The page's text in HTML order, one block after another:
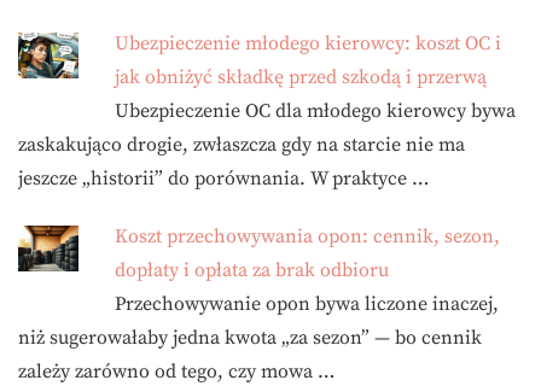
Ubezpieczenie młodego kierowcy: koszt OC i
jak obniżyć składkę przed szkodą i przerwą
Ubezpieczenie OC dla młodego kierowcy bywa
zaskakująco drogie, zwłaszcza gdy na starcie nie ma
jeszcze „historii” do porównania. W praktyce …
Koszt przechowywania opon: cennik, sezon,
dopłaty i opłata za brak odbioru
Przechowywanie opon bywa liczone inaczej,
niż sugerowałaby jedna kwota „za sezon” — bo cennik
zależy zarówno od tego, czy mowa …